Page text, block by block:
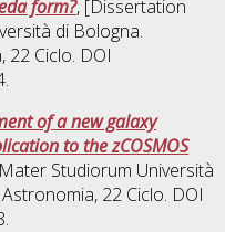
form?, [Dissertation
di Bologna.
, 22 Ciclo. DOI
of a new galaxy
to the zCOSMOS
Studiorum Università
Astronomia, 22 Ciclo. DOI